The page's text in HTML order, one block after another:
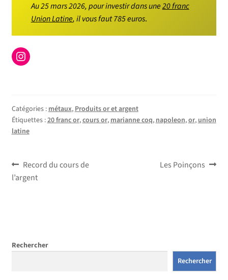
Au 25 mars 2026, pour investir dans une20 franc
Union Latine, il vous faut 785 euros.
Instagram
Catégories : métaux, Produits or et argent
Étiquettes :20 franc or,cours or, marianne coq, napoleon,or, union
latine
Navigation
de
Article
précédent :
Record du cours de
l’argent
Article
Les Poinçons
Rechercher
Rechercher